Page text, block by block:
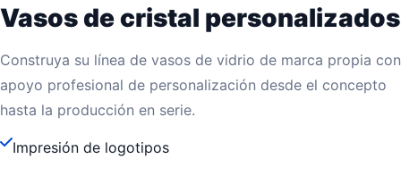
Vasos de cristal personalizados
Construya su línea de vasos de vidrio de marca propia con
apoyo profesional de personalización desde el concepto
hasta la producción en serie.
Impresión de logotipos